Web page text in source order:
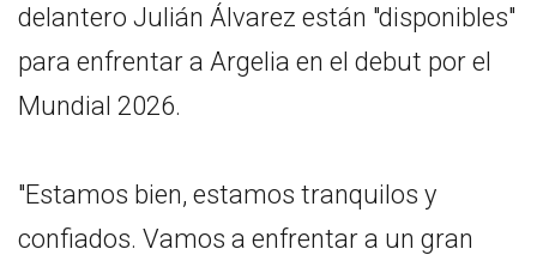
delantero Julián Álvarez están "disponibles"
para enfrentar a Argelia en el debut por el
Mundial 2026.
"Estamos bien, estamos tranquilos y
confiados. Vamos a enfrentar a un gran